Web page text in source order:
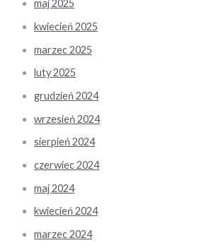
maj 2025
kwiecień 2025
marzec 2025
luty 2025
grudzień 2024
wrzesień 2024
sierpień 2024
czerwiec 2024
maj 2024
kwiecień 2024
marzec 2024